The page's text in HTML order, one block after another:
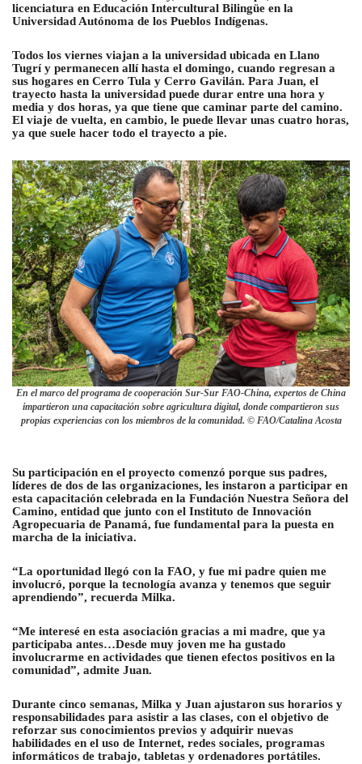
licenciatura en Educación Intercultural Bilingüe en la
Universidad Autónoma de los Pueblos Indígenas.
Todos los viernes viajan a la universidad ubicada en Llano
Tugrí y permanecen allí hasta el domingo, cuando regresan a
sus hogares en Cerro Tula y Cerro Gavilán. Para Juan, el
trayecto hasta la universidad puede durar entre una hora y
media y dos horas, ya que tiene que caminar parte del camino.
El viaje de vuelta, en cambio, le puede llevar unas cuatro horas,
ya que suele hacer todo el trayecto a pie.
En el marco del programa de cooperación Sur-Sur FAO-China, expertos de China
impartieron una capacitación sobre agricultura digital, donde compartieron sus
propias experiencias con los miembros de la comunidad. © FAO/Catalina Acosta
Su participación en el proyecto comenzó porque sus padres,
líderes de dos de las organizaciones, les instaron a participar en
esta capacitación celebrada en la Fundación Nuestra Señora del
Camino, entidad que junto con el Instituto de Innovación
Agropecuaria de Panamá, fue fundamental para la puesta en
marcha de la iniciativa.
“La oportunidad llegó con la FAO, y fue mi padre quien me
involucró, porque la tecnología avanza y tenemos que seguir
aprendiendo”, recuerda Milka.
“Me interesé en esta asociación gracias a mi madre, que ya
participaba antes…Desde muy joven me ha gustado
involucrarme en actividades que tienen efectos positivos en la
comunidad”, admite Juan.
Durante cinco semanas, Milka y Juan ajustaron sus horarios y
responsabilidades para asistir a las clases, con el objetivo de
reforzar sus conocimientos previos y adquirir nuevas
habilidades en el uso de Internet, redes sociales, programas
informáticos de trabajo, tabletas y ordenadores portátiles.